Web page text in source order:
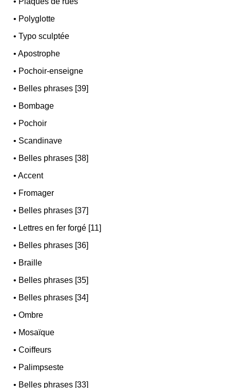
• Polyglotte
•Typo sculptée
•Apostrophe
• Pochoir-enseigne
• Belles phrases [39]
• Bombage
• Pochoir
• Scandinave
• Belles phrases [38]
•Accent
• Fromager
• Belles phrases [37]
• Lettres en fer forgé [11]
• Belles phrases [36]
• Braille
• Belles phrases [35]
• Belles phrases [34]
•Ombre
• Mosaïque
•Coiffeurs
• Palimpseste
• Belles phrases [33]